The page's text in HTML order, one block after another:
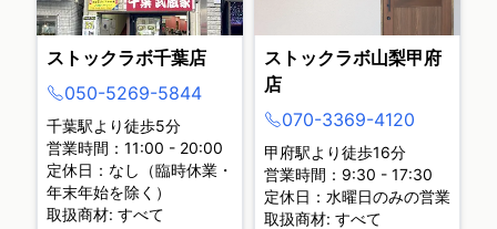
ストックラボ千葉店
050-5269-5844
千葉駅より徒歩5分
営業時間：11:00 - 20:00
定休日：なし（臨時休業・
年末年始を除く）
取扱商材: すべて
ストックラボ山梨甲府
店
070-3369-4120
甲府駅より徒歩16分
営業時間：9:30 - 17:30
定休日：水曜日のみの営業
取扱商材: すべて